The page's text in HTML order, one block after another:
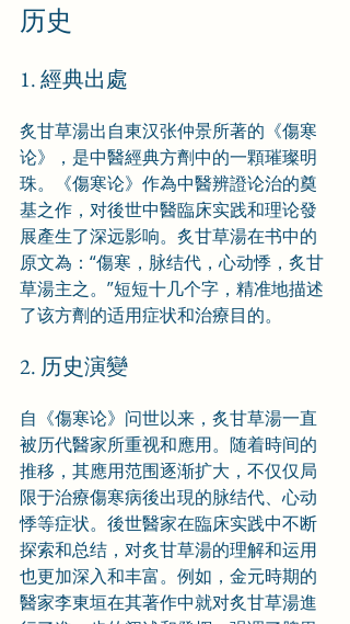
历史
1. 經典出處
炙甘草湯出自東汉张仲景所著的《傷寒
论》，是中醫經典方劑中的一顆璀璨明
珠。《傷寒论》作為中醫辨證论治的奠
基之作，对後世中醫臨床实践和理论發
展產生了深远影响。炙甘草湯在书中的
原文為：“傷寒，脉结代，心动悸，炙甘
草湯主之。”短短十几个字，精准地描述
了该方劑的适用症状和治療目的。
2. 历史演變
自《傷寒论》问世以来，炙甘草湯一直
被历代醫家所重视和應用。随着時间的
推移，其應用范围逐渐扩大，不仅仅局
限于治療傷寒病後出現的脉结代、心动
悸等症状。後世醫家在臨床实践中不断
探索和总结，对炙甘草湯的理解和运用
也更加深入和丰富。例如，金元時期的
醫家李東垣在其著作中就对炙甘草湯進